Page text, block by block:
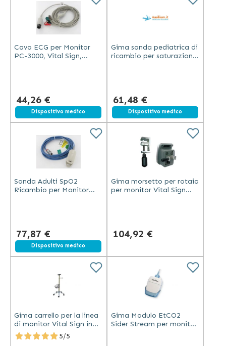
Cavo ECG per Monitor
PC-3000, Vital Sign,
44,26 €
Dispositivo medico
Gima sonda pediatrica di
ricambio per saturazione
61,48 €
Dispositivo medico
Sonda Adulti SpO2
Ricambio per Monitor
77,87 €
Dispositivo medico
Gima morsetto per rotaia
per monitor Vital Sign
104,92 €
Gima carrello per la linea
di monitor Vital Sign in
metallo per accessori
monitoraggio pazienti
5/5
Gima Modulo EtCO2
Sider Stream per monitor